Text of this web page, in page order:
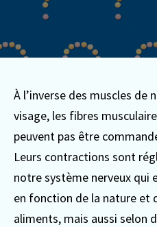
À l’inverse des muscles de
visage, les fibres
peuvent pas être
Leurs contractions sont
notre système nerveux
en fonction de la nature et
aliments, mais aussi selon